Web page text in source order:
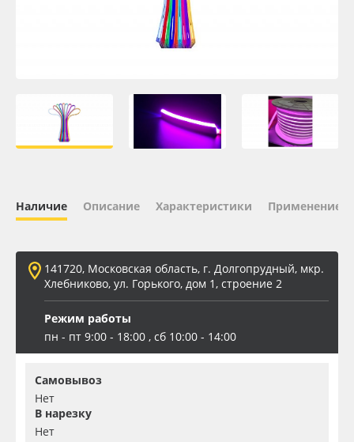
Плёнка монтажная Oratape
ПЭТ листовой
Баннер
Заготовки для сувениров
Наличие Описание Характеристики Применение
141720, Московская область, г. Долгопрудный, мкр.
Хлебниково, ул. Горького, дом 1, строение 2
Режим работы
пн - пт 9:00 - 18:00 , сб 10:00 - 14:00
Самовывоз
Нет
В нарезку
Нет